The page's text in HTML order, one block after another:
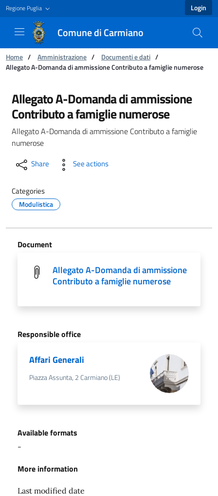
Regione Puglia Login
Comune di Carmiano
You are:
Home / Amministrazione / Documenti e dati /
Allegato A-Domanda di ammissione Contributo a famiglie numerose
Allegato A-Domanda di ammissione
Allegato A-Domanda di ammissione
Contributo a famiglie numerose
Allegato A-Domanda di ammissione Contributo a famiglie
numerose
Share See actions
Categories
Modulistica
Document
Allegato A-Domanda di ammissione
Contributo a famiglie numerose
Responsible office
Affari Generali
Piazza Assunta, 2 Carmiano (LE)
Available formats
-
More information
Last modified date